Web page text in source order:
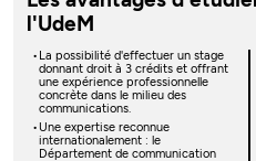
l'UdeM
La possibilité d'effectuer un stage
donnant droit à 3 crédits et offrant
une expérience professionnelle
concrète dans le milieu des
communications.
Une expertise reconnue
internationalement : le
Département de communication